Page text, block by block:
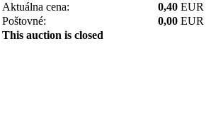
Aktuálna cena:
0,40 EUR
Poštovné:
0,00 EUR
This auction is closed